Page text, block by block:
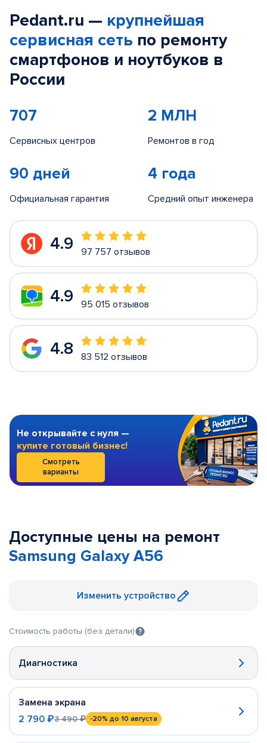
Pedant.ru — крупнейшая
сервисная сеть по ремонту
смартфонов и ноутбуков в
России
707
Сервисных центров
2 МЛН
Ремонтов в год
90 дней
Официальная гарантия
4 года
Средний опыт инженера
4.9 97 757 отзывов
4.9 95 015 отзывов
4.8 83 512 отзывов
Не открывайте с нуля —
купите готовый бизнес!
Смотреть
варианты
Доступные цены на ремонт
Samsung Galaxy A56
Изменить устройство
Стоимость работы (без детали)
Диагностика
Замена экрана
2 790 ₽3 490 ₽ -20% до 10 августа